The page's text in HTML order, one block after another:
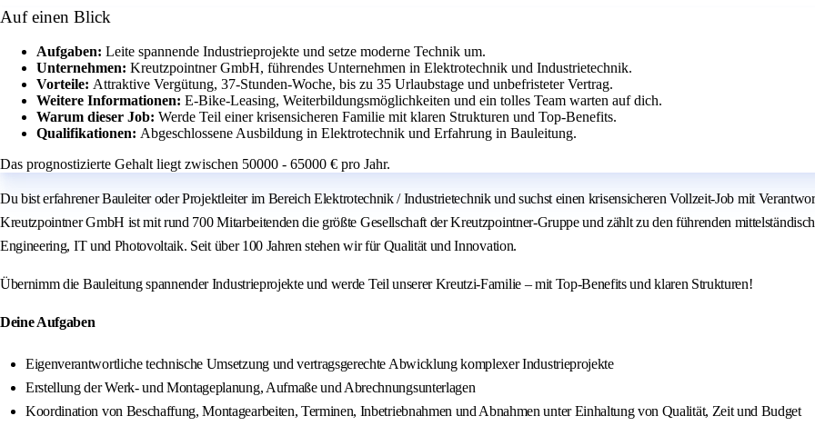
Auf einen Blick
Aufgaben: Leite spannende Industrieprojekte und setze moderne Technik um.
Unternehmen: Kreutzpointner GmbH, führendes Unternehmen in Elektrotechnik und Industrietechnik.
Vorteile: Attraktive Vergütung, 37-Stunden-Woche, bis zu 35 Urlaubstage und unbefristeter Vertrag.
Weitere Informationen: E-Bike-Leasing, Weiterbildungsmöglichkeiten und ein tolles Team warten auf dich.
Warum dieser Job: Werde Teil einer krisensicheren Familie mit klaren Strukturen und Top-Benefits.
Qualifikationen: Abgeschlossene Ausbildung in Elektrotechnik und Erfahrung in Bauleitung.
Das prognostizierte Gehalt liegt zwischen 50000 - 65000 € pro Jahr.
Du bist erfahrener Bauleiter oder Projektleiter im Bereich Elektrotechnik / Industrietechnik und suchst einen krisensicheren Vollzeit-Job mit
Kreutzpointner GmbH ist mit rund 700 Mitarbeitenden die größte Gesellschaft der Kreutzpointner-Gruppe und zählt zu den führenden
Engineering, IT und Photovoltaik. Seit über 100 Jahren stehen wir für Qualität und Innovation.
Übernimm die Bauleitung spannender Industrieprojekte und werde Teil unserer Kreutzi-Familie – mit Top-Benefits und klaren Strukturen!
Deine Aufgaben
Eigenverantwortliche technische Umsetzung und vertragsgerechte Abwicklung komplexer Industrieprojekte
Erstellung der Werk- und Montageplanung, Aufmaße und Abrechnungsunterlagen
Koordination von Beschaffung, Montagearbeiten, Terminen, Inbetriebnahmen und Abnahmen unter Einhaltung von Qualität, Zeit und Budget